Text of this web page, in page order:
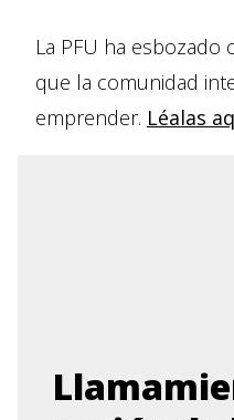
La PFU ha esbozado
que la comunidad
emprender. Léalas